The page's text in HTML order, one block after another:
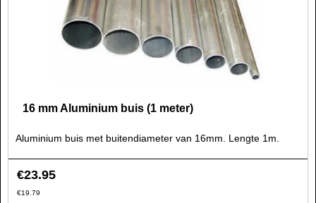
16 mm Aluminium buis (1 meter)
Aluminium buis met buitendiameter van 16mm. Lengte 1m.
€23.95
€19.79